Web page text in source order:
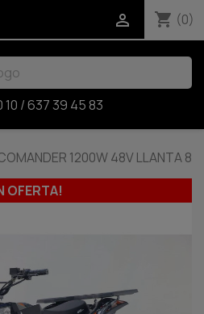
shopping_cart (0)

10 /637 39 45 83
1200W 48V LLANTA 8
OFERTA!